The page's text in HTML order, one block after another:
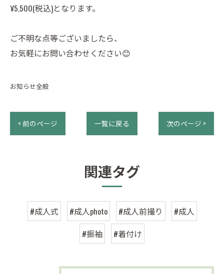
¥5,500(税込)となります。
ご不明な点等ございましたら、
お気軽にお問い合わせください😊
お知らせ全般
< 前のページ 一覧に戻る 次のページ >
関連タグ
#成人式 #成人photo #成人前撮り
#成人
#振袖
#着付け